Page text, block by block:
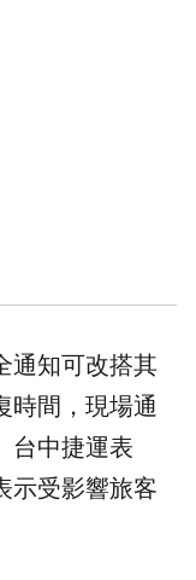
通知可改搭其
時間，現場通
台中捷運表
示受影響旅客